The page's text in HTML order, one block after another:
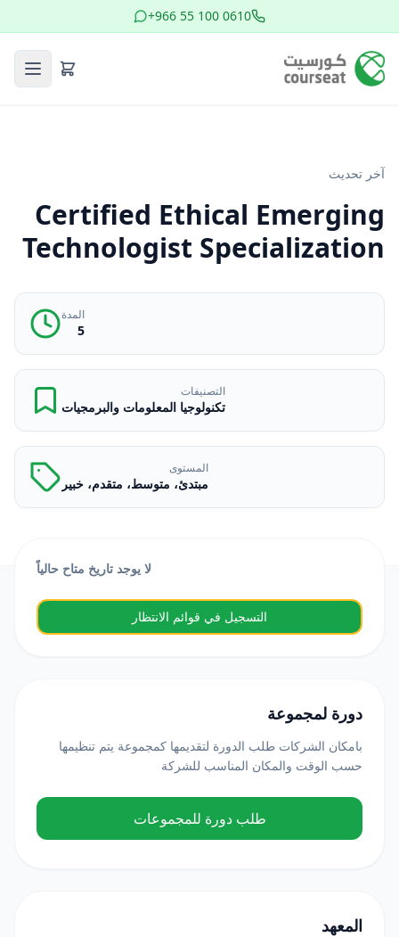
+966 55 100 0610
آخر تحديث
Certified Ethical Emerging
Technologist Specialization
المدة
5
التصنيفات
تكنولوجيا المعلومات والبرمجيات
المستوى
مبتدئ، متوسط، متقدم، خبير
لا يوجد تاريخ متاح حالياً
التسجيل في قوائم الانتظار
دورة لمجموعة
بامكان الشركات طلب الدورة لتقديمها كمجموعة يتم تنظيمها
حسب الوقت والمكان المناسب للشركة
طلب دورة للمجموعات
المعهد